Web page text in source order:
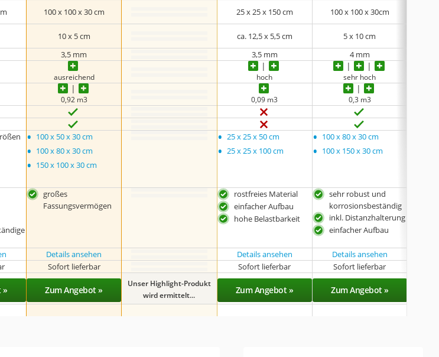
100 x 100 x 30 cm 25 x 25 x 150 cm 100 x 100 x 30cm
10 x 5 cm ca. 12,5 x 5,5 cm 5 x 10 cm
3,5 mm 3,5 mm
4 mm
ausreichend hoch sehr hoch
0,92 m3 0,09 m3 0,3 m3
• 100 x 50 x 30 cm
• 100 x 80 x 30 cm
• 150 x 100 x 30 cm
• 25 x 25 x 50 cm
• 25 x 25 x 100 cm
• 100 x 80 x 30 cm
• 100 x 150 x 30 cm
großes
Fassungsvermögen
rostfreies Material
einfacher Aufbau
hohe Belastbarkeit
sehr robust und
korrosionsbeständig
inkl. Distanzhalterung
einfacher Aufbau
Details ansehen Details ansehen Details ansehen
Sofort lieferbar Sofort lieferbar Sofort lieferbar
» Zum Angebot »
Unser Highlight-Produkt
wird ermittelt...
Zum Angebot » Zum Angebot »